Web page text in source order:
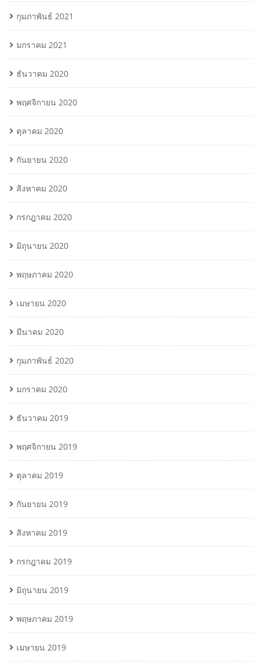
กุมภาพันธ์ 2021
มกราคม 2021
ธันวาคม 2020
พฤศจิกายน 2020
ตุลาคม 2020
กันยายน 2020
สิงหาคม 2020
กรกฎาคม 2020
มิถุนายน 2020
พฤษภาคม 2020
เมษายน 2020
มีนาคม 2020
กุมภาพันธ์ 2020
มกราคม 2020
ธันวาคม 2019
พฤศจิกายน 2019
ตุลาคม 2019
กันยายน 2019
สิงหาคม 2019
กรกฎาคม 2019
มิถุนายน 2019
พฤษภาคม 2019
เมษายน 2019